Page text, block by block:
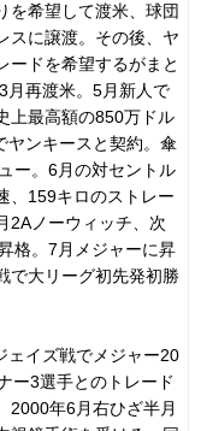
を希望して渡米、球団
スに譲渡。その後、ヤ
ードを希望するがまと
月再渡米。5月新人で
上最高額の850万ドル
ヤンキースと契約。傘
ー。6月の対セントル
、159キロのストレー
2Aノーウィッチ、次
格。7月メジャーに昇
で大リーグ初先発初勝
ェイズ戦でメジャー20
ー3選手とのトレード
2000年6月右ひざ半月